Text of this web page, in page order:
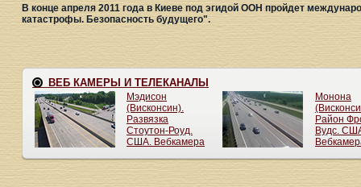
В конце апреля 2011 года в Киеве под эгидой ООН пройдет
катастрофы. Безопасность будущего".